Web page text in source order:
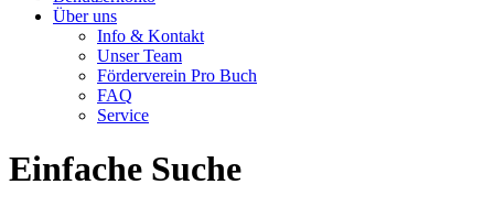
Über uns
Info & Kontakt
Unser Team
Förderverein Pro Buch
FAQ
Service
Einfache Suche